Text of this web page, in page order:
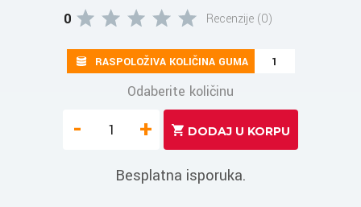
0 Recenzije (0)
RASPOLOŽIVA KOLIČINA GUMA 1
Odaberite količinu
- +
Besplatna isporuka.